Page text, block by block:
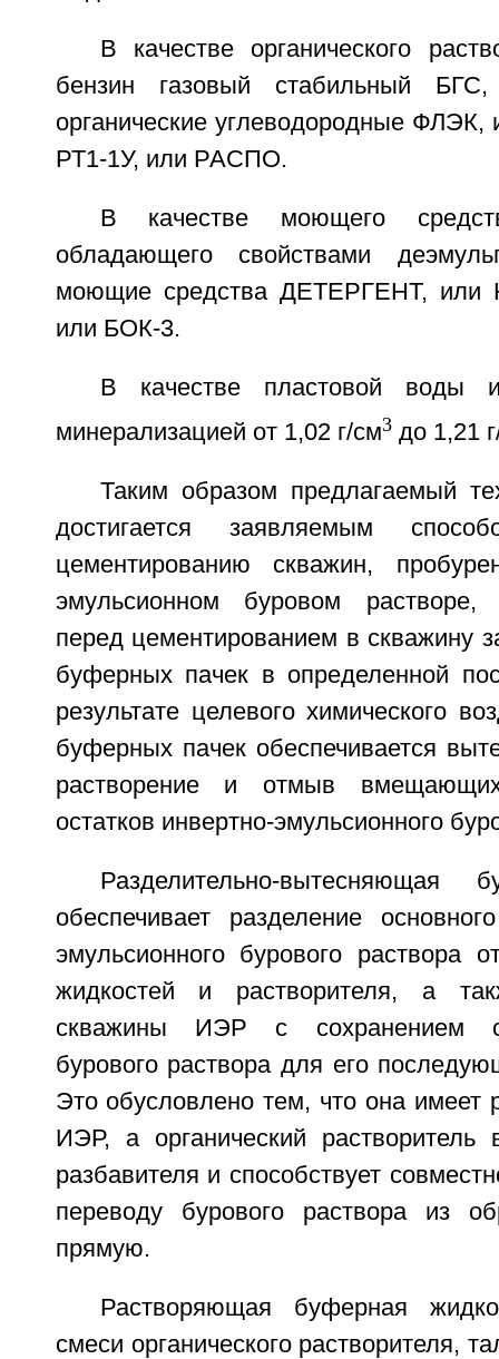
В качестве органического
бензин газовый стабильный БГС,
органические углеводородные
РТ1-1У, или РАСПО.
В качестве моющего
обладающего свойствами
моющие средства ДЕТЕРГЕНТ,
или БОК-3.
В качестве пластовой воды
минерализацией от 1,02 г/см3до 1,21
Таким образом предлагаемый
достигается заявляемым
цементированию скважин,
эмульсионном буровом растворе,
перед цементированием в скважину
буферных пачек в определенной
результате целевого химического
буферных пачек обеспечивается
растворение и отмыв
остатков инвертно-эмульсионного
Разделительно-вытесняющая
обеспечивает разделение
эмульсионного бурового раствора
жидкостей и растворителя, а
скважины ИЭР с сохранением
бурового раствора для его
Это обусловлено тем, что она имеет
ИЭР, а органический растворитель
разбавителя и способствует
переводу бурового раствора из
прямую.
Растворяющая буферная
смеси органического растворителя,